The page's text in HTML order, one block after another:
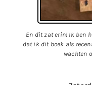
En dit zat erin! Ik ben
dat ik dit boek als
wachten